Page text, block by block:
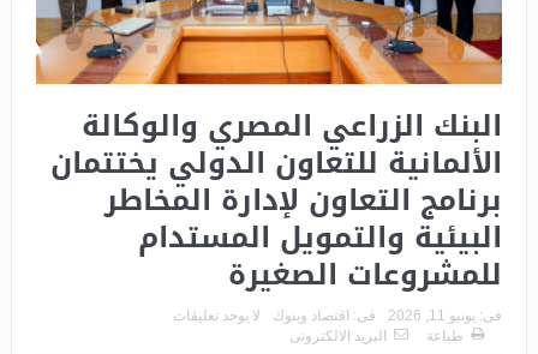
البنك الزراعي المصري والوكالة
الألمانية للتعاون الدولي يختتمان
برنامج التعاون لإدارة المخاطر
البيئية والتمويل المستدام
للمشروعات الصغيرة
فى: يونيو 11, 2026 فى: اقتصاد وبنوك
لا يوجد تعليقات
طباعة
البريد الالكترونى